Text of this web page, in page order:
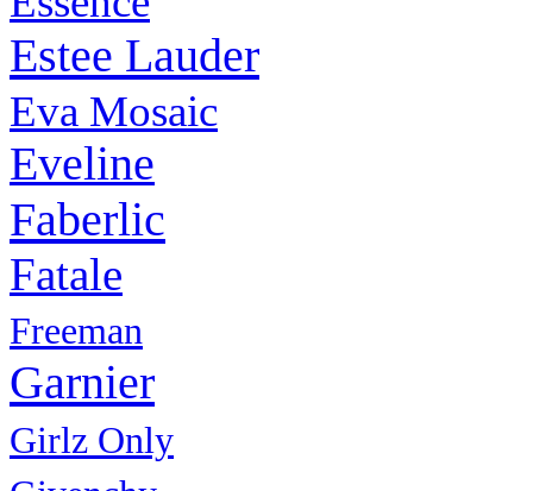
Estee Lauder
Eva Mosaic
Eveline
Faberlic
Fatale
Freeman
Garnier
Girlz Only